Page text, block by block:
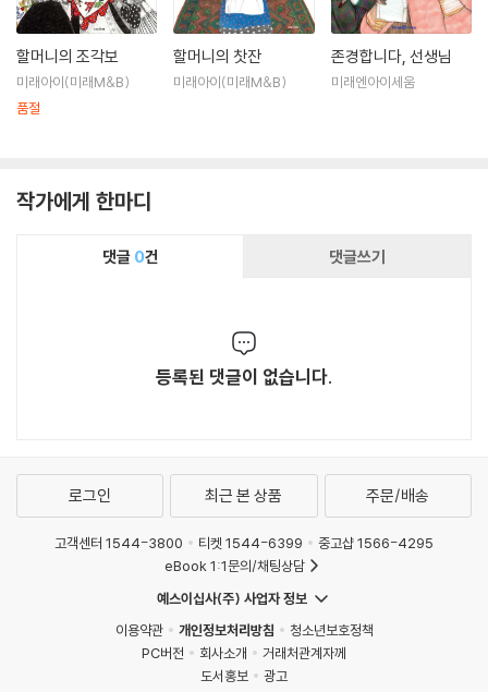
할머니의 조각보
미래아이(미래M&B)
품절
할머니의 찻잔
미래아이(미래M&B)
존경합니다, 선생님
미래엔아이세움
작가에게 한마디
댓글 0건 댓글쓰기
등록된 댓글이 없습니다.
로그인 최근 본 상품 주문/배송
고객센터 1544-3800 티켓 1544-6399
중고샵 1566-4295
eBook 1:1문의/채팅상담
예스이십사(주) 사업자 정보
이용약관
개인정보처리방침
청소년보호정책
PC버전
회사소개
거래처관계자께
도서홍보
광고